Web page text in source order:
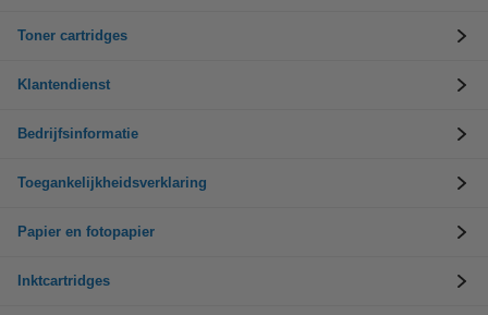
Toner cartridges
Klantendienst
Bedrijfsinformatie
Toegankelijkheidsverklaring
Papier en fotopapier
Inktcartridges